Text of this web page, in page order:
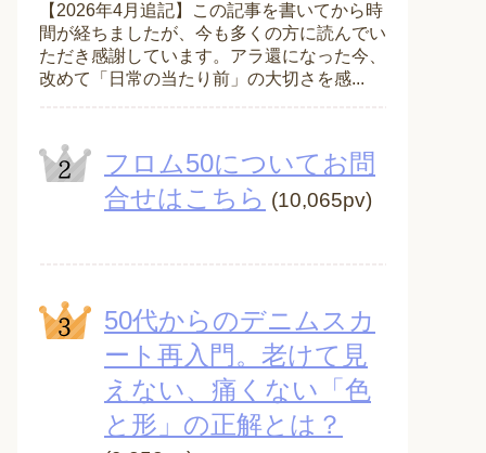
【2026年4月追記】この記事を書いてから時
間が経ちましたが、今も多くの方に読んでい
ただき感謝しています。アラ還になった今、
改めて「日常の当たり前」の大切さを感...
フロム50についてお問
合せはこちら (10,065pv)
50代からのデニムスカ
ート再入門。老けて見
えない、痛くない「色
と形」の正解とは？